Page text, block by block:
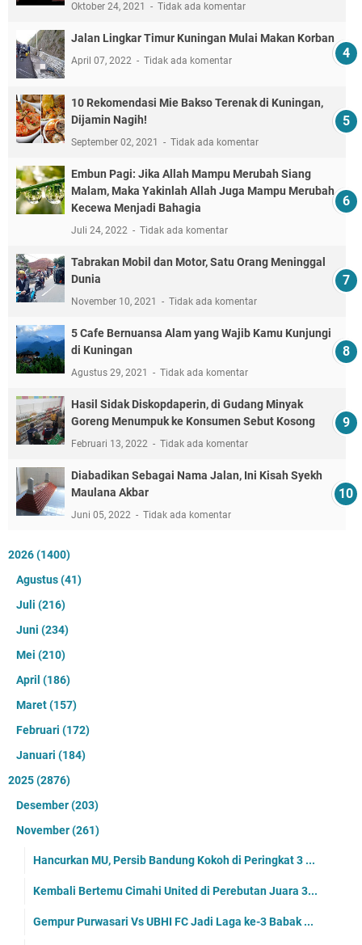
Oktober 24, 2021 Tidak ada komentar
Jalan Lingkar Timur Kuningan Mulai Makan Korban
April 07, 2022 Tidak ada komentar
10 Rekomendasi Mie Bakso Terenak di Kuningan,
Dijamin Nagih!
September 02, 2021 Tidak ada komentar
Embun Pagi: Jika Allah Mampu Merubah Siang
Malam, Maka Yakinlah Allah Juga Mampu Merubah
Kecewa Menjadi Bahagia
Juli 24, 2022 Tidak ada komentar
Tabrakan Mobil dan Motor, Satu Orang Meninggal
Dunia
November 10, 2021 Tidak ada komentar
5 Cafe Bernuansa Alam yang Wajib Kamu Kunjungi
di Kuningan
Agustus 29, 2021 Tidak ada komentar
Hasil Sidak Diskopdaperin, di Gudang Minyak
Goreng Menumpuk ke Konsumen Sebut Kosong
Februari 13, 2022 Tidak ada komentar
Diabadikan Sebagai Nama Jalan, Ini Kisah Syekh
Maulana Akbar
Juni 05, 2022 Tidak ada komentar
2026(1400)
Agustus(41)
Juli (216)
Juni (234)
Mei (210)
April (186)
Maret(157)
Februari (172)
Januari (184)
2025(2876)
Desember(203)
November(261)
Hancurkan MU, Persib Bandung Kokoh di Peringkat 3 ...
Kembali Bertemu Cimahi United di Perebutan Juara 3...
Gempur Purwasari Vs UBHI FC Jadi Laga ke-3 Babak ...